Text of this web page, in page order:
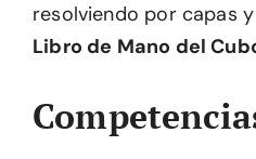
resolviendo por capas
Libro de Mano del